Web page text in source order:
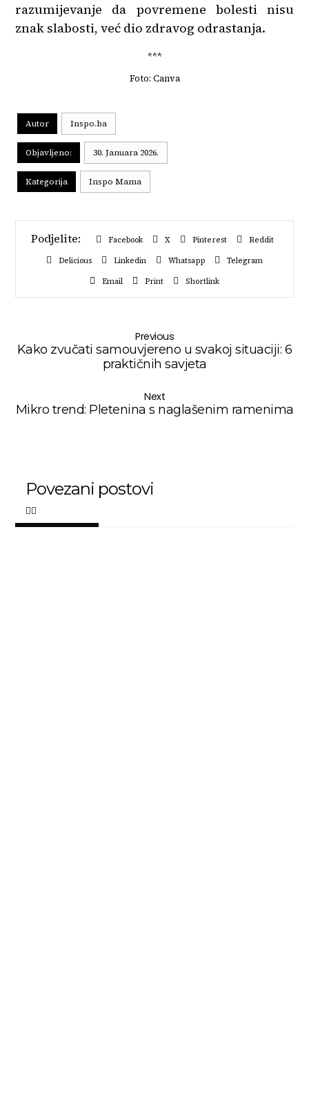
razumijevanje da povremene bolesti nisu
znak slabosti, već dio zdravog odrastanja.
***
Foto: Canva
Autor Inspo.ba
Objavljeno: 30. Januara 2026.
Kategorija Inspo Mama
Facebook X Pinterest
Reddit
Delicious
Linkedin Whatsapp
Telegram
Email
Print Shortlink
Previous
Kako zvučati samouvjereno u svakoj situaciji: 6
praktičnih savjeta
Next
Mikro trend: Pletenina s naglašenim ramenima
Povezani postovi